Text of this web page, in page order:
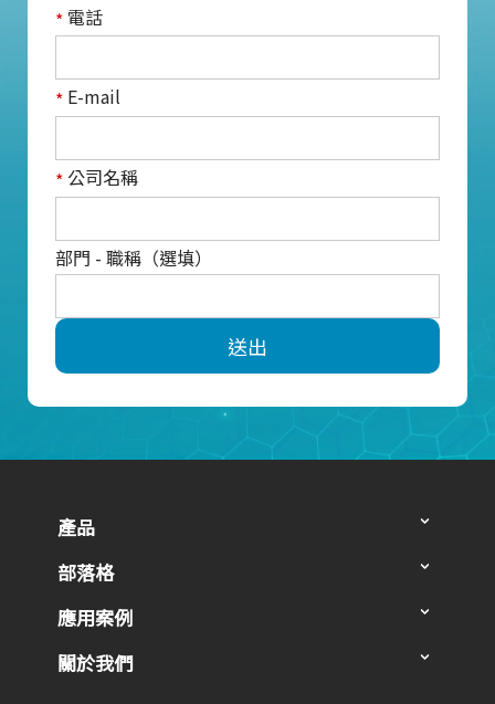
* 電話
* E-mail
* 公司名稱
部門 - 職稱（選填）
送出
產品
部落格
應用案例
關於我們